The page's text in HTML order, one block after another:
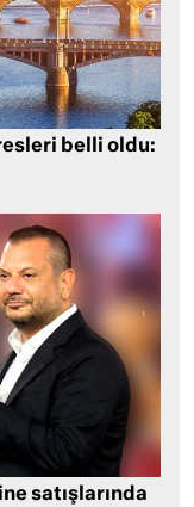
belli oldu:
satışlarında